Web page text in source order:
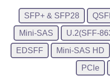
SFP+ & SFP28
Mini-SAS U.2(SFF-
EDSFF Mini-SAS HD
PCle